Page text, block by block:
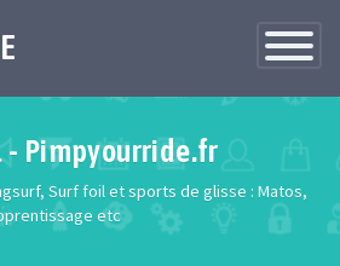
Toggle
- Pimpyourride.fr
Surf foil et sports de glisse : Matos,
etc